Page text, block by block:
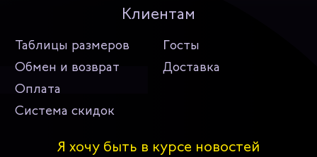
Клиентам
Таблицы размеров
Госты
Обмен и возврат
Доставка
Оплата
Система скидок
Я хочу быть в курсе новостей